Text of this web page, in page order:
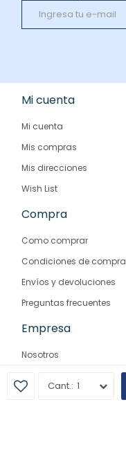
1
Mi cuenta
Mi cuenta
Mis compras
Mis direcciones
Wish List
Compra
Como comprar
Condiciones de compra
Envíos y devoluciones
Preguntas frecuentes
Empresa
Nosotros